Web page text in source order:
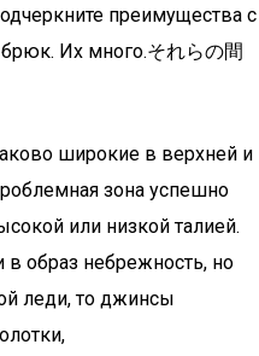
преимущества с
Их много.それらの間
широкие в верхней и
зона успешно
или низкой талией.
в образ небрежность, но
леди, то джинсы